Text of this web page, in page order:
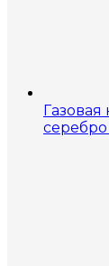
Газовая